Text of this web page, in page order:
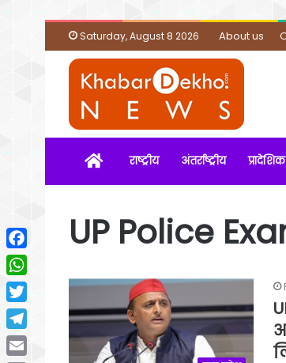
Saturday, August 8 2026 About us
Homeराष्ट्रीय अंतर्राष्ट्रीय प्रादेशिक
UP Police
Facebook
WhatsApp
Twitter
Telegram